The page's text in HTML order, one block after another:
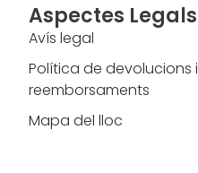
Aspectes Legals
Avís legal
Política de devolucions i
reemborsaments
Mapa del lloc